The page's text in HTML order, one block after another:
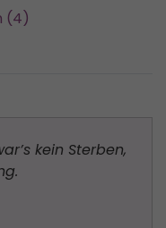
(4)
kein Sterben,